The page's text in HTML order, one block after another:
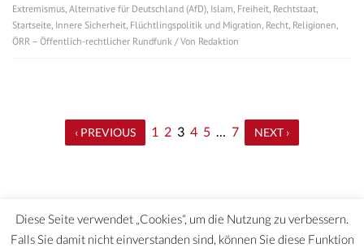
Extremismus, Alternative für Deutschland (AfD), Islam, Freiheit, Rechtstaat,
Startseite, Innere Sicherheit, Flüchtlingspolitik und Migration, Recht, Religionen,
ÖRR – Öffentlich-rechtlicher Rundfunk / Von Redaktion
‹ PREVIOUS 1 2 3 4 5 … 7 NEXT ›
Diese Seite verwendet „Cookies“, um die Nutzung zu verbessern.
Falls Sie damit nicht einverstanden sind, können Sie diese Funktion